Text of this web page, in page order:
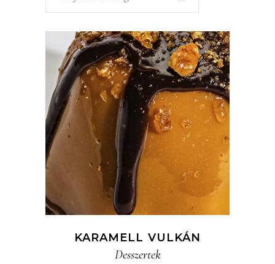
ADD TO CART
KARAMELL VULKÁN
Desszertek